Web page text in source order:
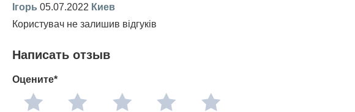
Ігорь 05.07.2022 Киев
Користувач не залишив відгуків
Написать отзыв
Оцените*